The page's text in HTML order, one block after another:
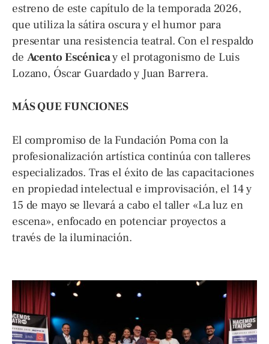
estreno de este capítulo de la temporada 2026,
que utiliza la sátira oscura y el humor para
presentar una resistencia teatral. Con el respaldo
de Acento Escénicay el protagonismo de Luis
Lozano, Óscar Guardado y Juan Barrera.
MÁS QUE FUNCIONES
El compromiso de la Fundación Poma con la
profesionalización artística continúa con talleres
especializados. Tras el éxito de las capacitaciones
en propiedad intelectual e improvisación, el 14 y
15 de mayo se llevará a cabo el taller «La luz en
escena», enfocado en potenciar proyectos a
través de la iluminación.